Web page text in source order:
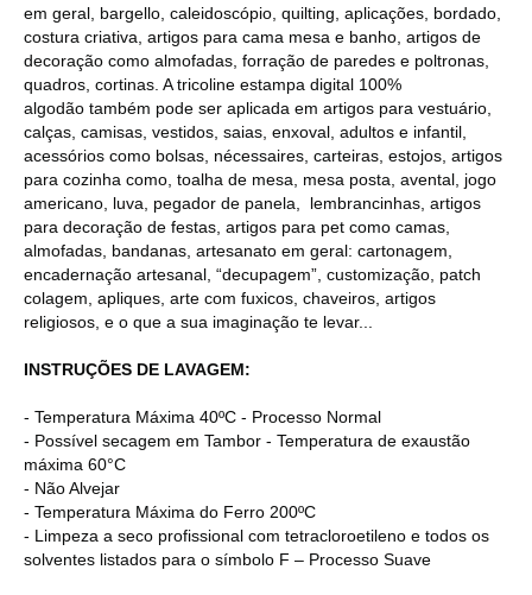
em geral, bargello, caleidoscópio, quilting, aplicações, bordado,
costura criativa, artigos para cama mesa e banho, artigos de
decoração como almofadas, forração de paredes e poltronas,
quadros, cortinas. A tricoline estampa digital 100%
algodão também pode ser aplicada em artigos para vestuário,
calças, camisas, vestidos, saias, enxoval, adultos e infantil,
acessórios como bolsas, nécessaires, carteiras, estojos, artigos
para cozinha como, toalha de mesa, mesa posta, avental, jogo
americano, luva, pegador de panela, lembrancinhas, artigos
para decoração de festas, artigos para pet como camas,
almofadas, bandanas, artesanato em geral: cartonagem,
encadernação artesanal, “decupagem”, customização, patch
colagem, apliques, arte com fuxicos, chaveiros, artigos
religiosos, e o que a sua imaginação te levar...
INSTRUÇÕES DE LAVAGEM:
- Temperatura Máxima 40ºC - Processo Normal
- Possível secagem em Tambor - Temperatura de exaustão
máxima 60°C
- Não Alvejar
- Temperatura Máxima do Ferro 200ºC
- Limpeza a seco profissional com tetracloroetileno e todos os
solventes listados para o símbolo F – Processo Suave